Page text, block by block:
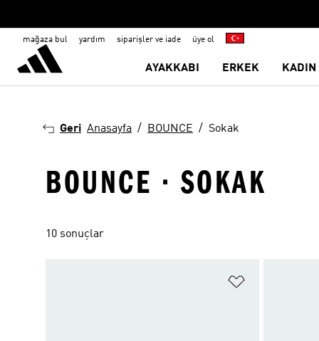
mağaza bul yardım siparişler ve iade üye ol
AYAKKABI ERKEK KADIN
Geri Anasayfa BOUNCE Sokak
BOUNCE · SOKAK
10 sonuçlar